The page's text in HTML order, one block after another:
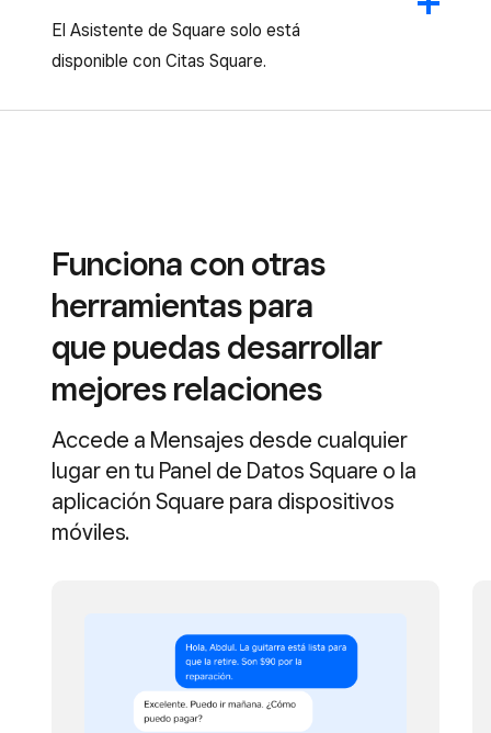
El Asistente de Square solo está
disponible con Citas Square.
Funciona con otras
herramientas para
que puedas desarrollar
mejores relaciones
Accede a Mensajes desde cualquier
lugar en tu Panel de Datos Square o la
aplicación Square para dispositivos
móviles.